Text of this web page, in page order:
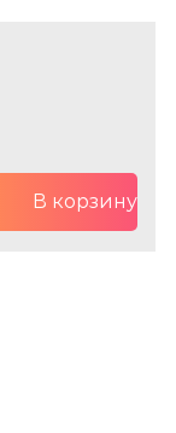
В корзину